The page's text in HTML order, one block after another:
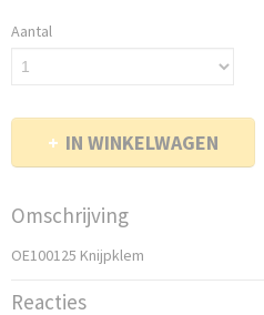
Aantal
IN WINKELWAGEN
Omschrijving
OE100125 Knijpklem
Reacties